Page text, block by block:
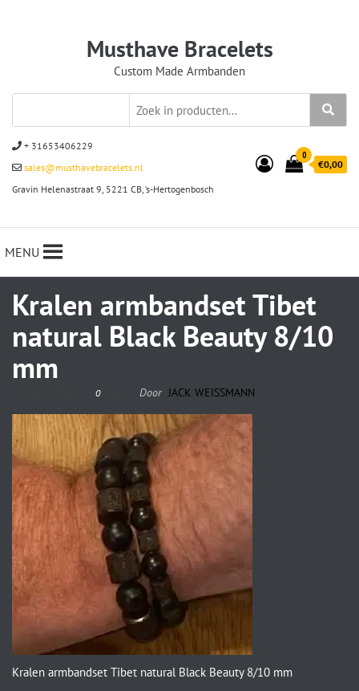
Musthave Bracelets
Custom Made Armbanden
+ 31653406229
sales@musthavebracelets.nl
Gravin Helenastraat 9, 5221 CB, ‘s-Hertogenbosch
0
€0,00
MENU
Kralen armbandset Tibet
natural Black Beauty 8/10
mm
0 Door JACK WEISSMANN
Kralen armbandset Tibet natural Black Beauty 8/10 mm